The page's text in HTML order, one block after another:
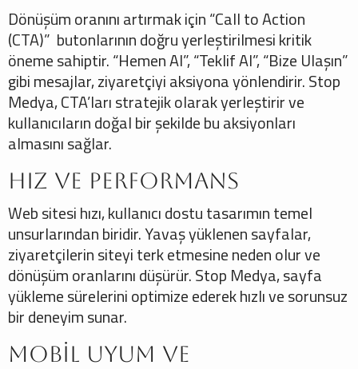
Dönüşüm oranını artırmak için “Call to Action
(CTA)” butonlarının doğru yerleştirilmesi kritik
öneme sahiptir. “Hemen Al”, “Teklif Al”, “Bize Ulaşın”
gibi mesajlar, ziyaretçiyi aksiyona yönlendirir. Stop
Medya, CTA’ları stratejik olarak yerleştirir ve
kullanıcıların doğal bir şekilde bu aksiyonları
almasını sağlar.
Hız ve Performans
Web sitesi hızı, kullanıcı dostu tasarımın temel
unsurlarından biridir. Yavaş yüklenen sayfalar,
ziyaretçilerin siteyi terk etmesine neden olur ve
dönüşüm oranlarını düşürür. Stop Medya, sayfa
yükleme sürelerini optimize ederek hızlı ve sorunsuz
bir deneyim sunar.
Mobil Uyum ve